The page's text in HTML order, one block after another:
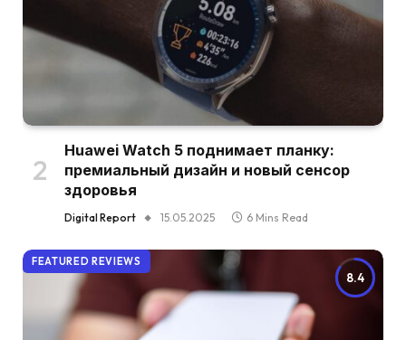
Huawei Watch 5 поднимает планку:
премиальный дизайн и новый сенсор
здоровья
Digital Report 15.05.2025 6 Mins Read
8.4
FEATURED REVIEWS